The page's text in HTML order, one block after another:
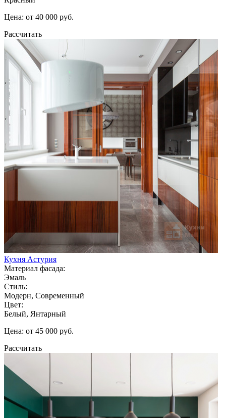
Цена: от 40 000 руб.
Рассчитать
Кухня Астурия
Материал фасада:
Эмаль
Стиль:
Модерн, Современный
Цвет:
Белый, Янтарный
Цена: от 45 000 руб.
Рассчитать